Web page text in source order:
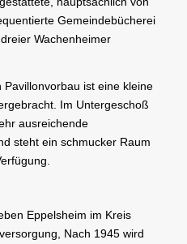
Gemeindebücherei
Wachenheimer
ist eine kleine
Im Untergeschoß
ausreichende
steht ein schmucker Raum
Eppelsheim im Kreis
Nach 1945 wird